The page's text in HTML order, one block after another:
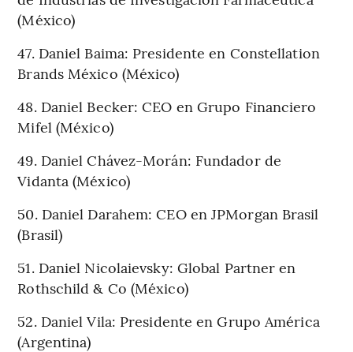
(México)
47. Daniel Baima: Presidente en Constellation
Brands México (México)
48. Daniel Becker: CEO en Grupo Financiero
Mifel (México)
49. Daniel Chávez-Morán: Fundador de
Vidanta (México)
50. Daniel Darahem: CEO en JPMorgan Brasil
(Brasil)
51. Daniel Nicolaievsky: Global Partner en
Rothschild & Co (México)
52. Daniel Vila: Presidente en Grupo América
(Argentina)